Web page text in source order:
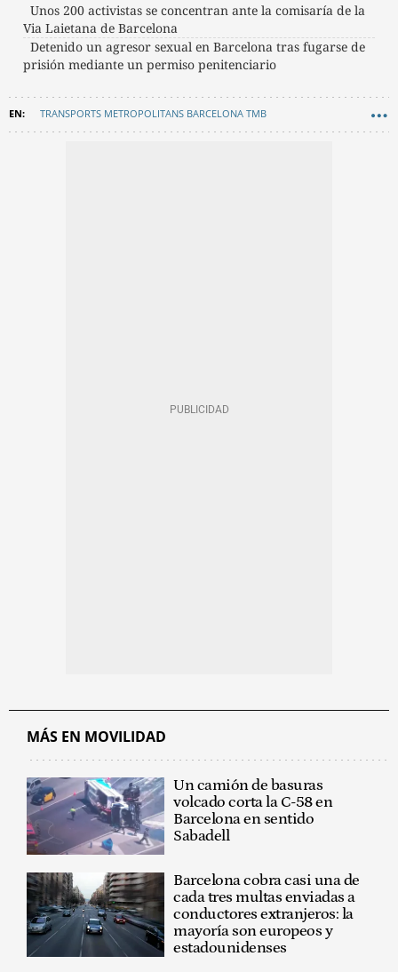
Unos 200 activistas se concentran ante la comisaría de la
Via Laietana de Barcelona
Detenido un agresor sexual en Barcelona tras fugarse de
prisión mediante un permiso penitenciario
TRANSPORTS METROPOLITANS BARCELONA TMB
MÁS EN MOVILIDAD
Un camión de basuras
volcado corta la C-58 en
Barcelona en sentido
Sabadell
Barcelona cobra casi una de
cada tres multas enviadas a
conductores extranjeros: la
mayoría son europeos y
estadounidenses